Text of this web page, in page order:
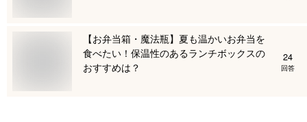
【お弁当箱・魔法瓶】夏も温かいお弁当を
食べたい！保温性のあるランチボックスの
おすすめは？
24
回答